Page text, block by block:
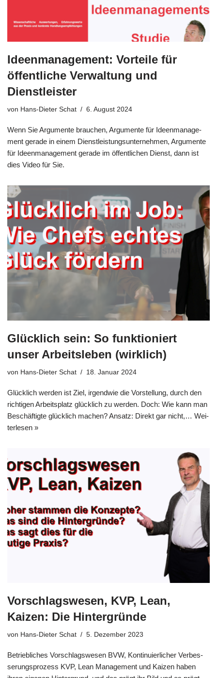
Ideenmanagement: Vorteile für
öffentliche Verwaltung und
Dienstleister
von Hans-Dieter Schat 6. August 2024
Wenn Sie Argu­men­te brau­chen, Argu­men­te für Ideen­ma­nage­
ment gera­de in einem Dienst­lei­stungs­un­ter­neh­men, Argu­men­te
für Ideen­ma­nage­ment gera­de im öffent­li­chen Dienst, dann ist
dies Video für Sie.
Glücklich sein: So funktioniert
unser Arbeitsleben (wirklich)
von Hans-Dieter Schat 18. Januar 2024
Glück­lich wer­den ist Ziel, irgend­wie die Vor­stel­lung, durch den
rich­ti­gen Arbeits­platz glück­lich zu wer­den. Doch: Wie kann man
Beschäf­tig­te glück­lich machen? Ansatz: Direkt gar nicht,… Wei­
ter­le­sen »
Vorschlagswesen, KVP, Lean,
Kaizen: Die Hintergründe
von Hans-Dieter Schat 5. Dezember 2023
Betrieb­li­ches Vor­schlags­we­sen BVW, Kon­ti­nu­ier­li­cher Ver­bes­
se­rungs­pro­zess KVP, Lean Manage­ment und Kai­zen haben